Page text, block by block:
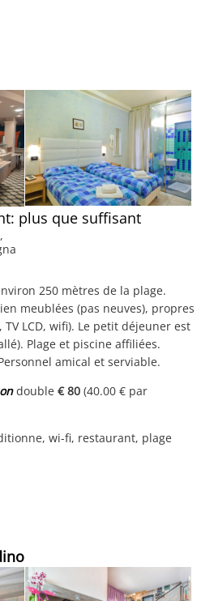
plus que suffisant
250 mètres de la plage.
meublées (pas neuves), propres
LCD, wifi). Le petit déjeuner est
Plage et piscine affiliées.
amical et serviable.
double€ 80 (40.00 € par
wi-fi, restaurant, plage